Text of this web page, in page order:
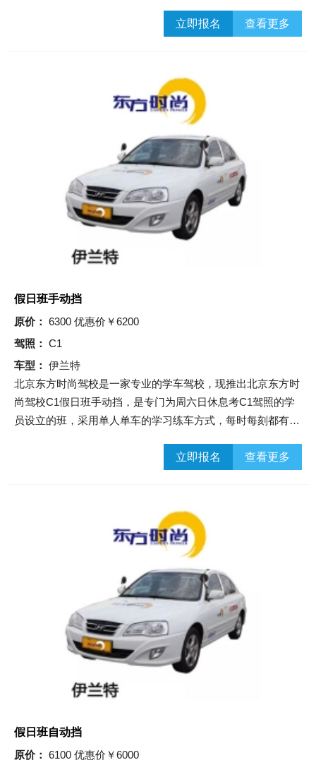
查看更多
立即报名
假日班手动挡
原价： 6300 优惠价￥6200
驾照： C1
车型： 伊兰特
北京东方时尚驾校是一家专业的学车驾校，现推出北京东方时
尚驾校C1假日班手动挡，是专门为周六日休息考C1驾照的学
员设立的班，采用单人单车的学习练车方式，每时每刻都有车
查看更多
立即报名
假日班自动挡
原价： 6100 优惠价￥6000